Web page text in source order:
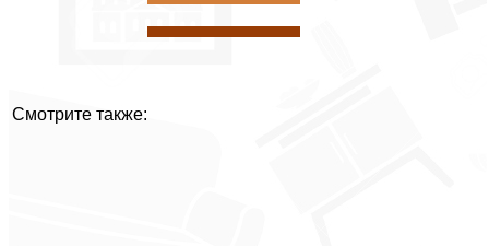
Смотрите также: